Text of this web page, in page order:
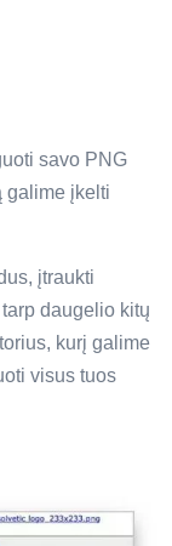
savo PNG
galime įkelti
​​įtraukti
daugelio kitų
kurį galime
visus tuos